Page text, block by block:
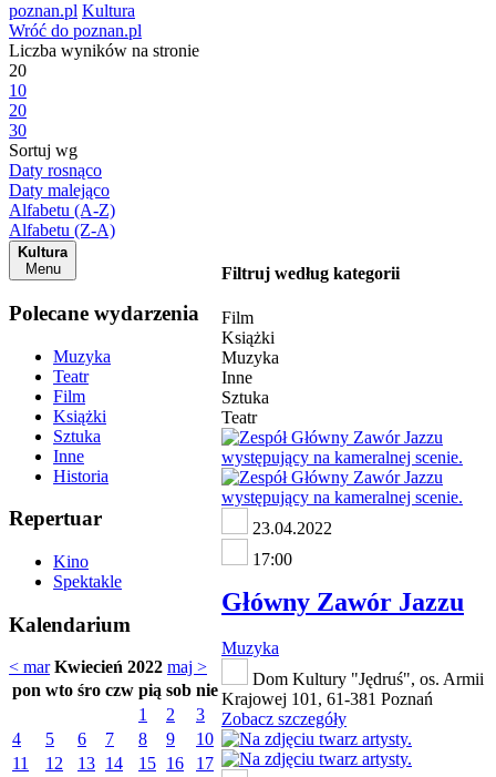
poznan.pl Kultura
Wróć do poznan.pl
Liczba wyników na stronie
20
10
20
30
Sortuj wg
Daty rosnąco
Daty malejąco
Alfabetu (A-Z)
Alfabetu (Z-A)
Kultura
Menu
Polecane wydarzenia
Muzyka
Teatr
Film
Książki
Sztuka
Inne
Historia
Repertuar
Kino
Spektakle
Kalendarium
< mar Kwiecień 2022 maj >
pon wto śro czw pią sob nie
1
2
3
4
5 6 7 8 9
10
11
12 13 14 15 16
17
Filtruj według kategorii
Film
Książki
Muzyka
Inne
Sztuka
Teatr
23.04.2022
17:00
Główny Zawór Jazzu
Muzyka
Dom Kultury "Jędruś", os. Armii
Krajowej 101, 61-381 Poznań
Zobacz szczegóły